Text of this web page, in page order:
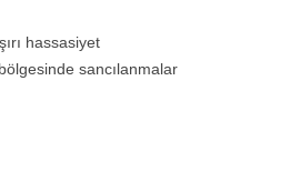
hassasiyet
sancılanmalar